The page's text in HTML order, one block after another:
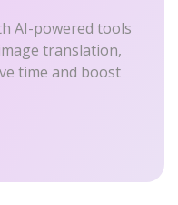
AI-powered tools
translation,
time and boost